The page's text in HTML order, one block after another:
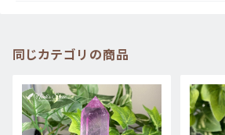
同じカテゴリの商品